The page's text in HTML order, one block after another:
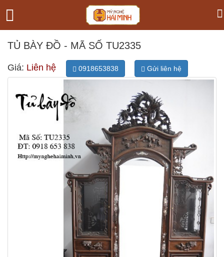
TỦ BÀY ĐỒ - MÃ SỐ TU2335
Giá: Liên hệ 0918653838 Gửi liên hệ